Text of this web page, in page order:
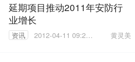
延期项目推动2011年安防行
业增长
资讯
2012-04-11 09:29:
黄灵美